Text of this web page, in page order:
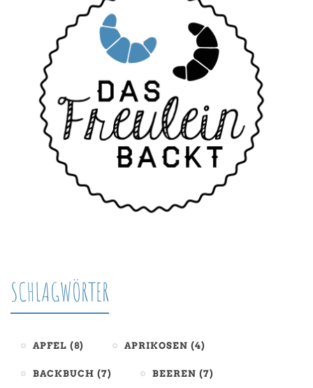
SCHLAGWÖRTER
APFEL (8) APRIKOSEN (4)
BACKBUCH (7) BEEREN (7)